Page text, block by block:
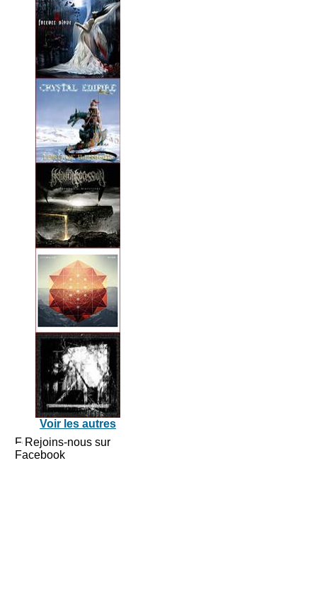
Voir les autres
Rejoins-nous sur
Facebook